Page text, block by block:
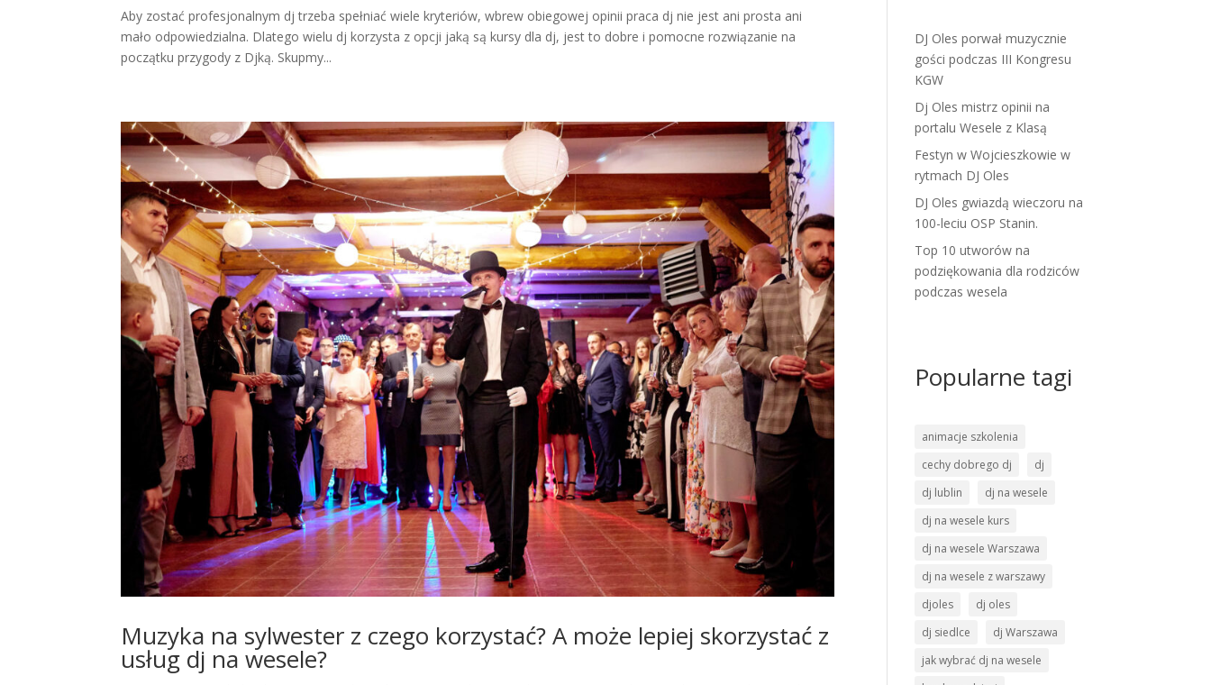
Aby zostać profesjonalnym dj trzeba spełniać wiele kryteriów, wbrew obiegowej opinii praca dj nie jest ani prosta ani
mało odpowiedzialna. Dlatego wielu dj korzysta z opcji jaką są kursy dla dj, jest to dobre i pomocne rozwiązanie na
początku przygody z Djką. Skupmy...
Muzyka na sylwester z czego korzystać? A może lepiej skorzystać z
usług dj na wesele?
DJ Oles porwał muzycznie
gości podczas III Kongresu
KGW
Dj Oles mistrz opinii na
portalu Wesele z Klasą
Festyn w Wojcieszkowie w
rytmach DJ Oles
DJ Oles gwiazdą wieczoru na
100-leciu OSP Stanin.
Top 10 utworów na
podziękowania dla rodziców
podczas wesela
Popularne tagi
animacje szkolenia
cechy dobrego dj
dj
dj lublin
dj na wesele
dj na wesele kurs
dj na wesele Warszawa
dj na wesele z warszawy
djoles
dj oles
dj siedlce
dj Warszawa
jak wybrać dj na wesele